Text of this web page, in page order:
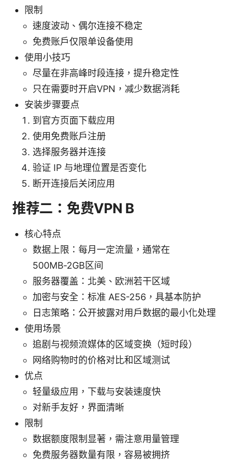
限制
速度波动、偶尔连接不稳定
免费账户仅限单设备使用
使用小技巧
尽量在非高峰时段连接，提升稳定性
只在需要时开启VPN，减少数据消耗
安装步骤要点
到官方页面下载应用
使用免费账户注册
选择服务器并连接
验证 IP 与地理位置是否变化
断开连接后关闭应用
推荐二：免费VPN B
核心特点
数据上限：每月一定流量，通常在
500MB‑2GB区间
服务器覆盖：北美、欧洲若干区域
加密与安全：标准 AES-256，具基本防护
日志策略：公开披露对用户数据的最小化处理
使用场景
追剧与视频流媒体的区域变换（短时段）
网络购物时的价格对比和区域测试
优点
轻量级应用，下载与安装速度快
对新手友好，界面清晰
限制
数据额度限制显著，需注意用量管理
免费服务器数量有限，容易被拥挤